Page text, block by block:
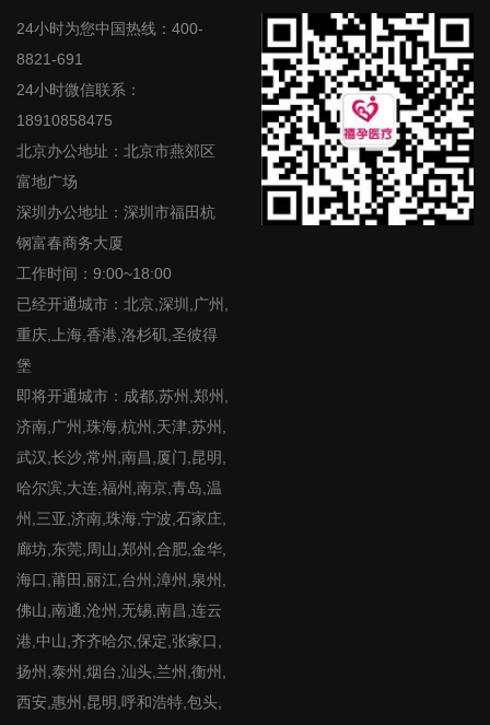
24小时为您中国热线：400-
8821-691
24小时微信联系：
18910858475
北京办公地址：北京市燕郊区
富地广场
深圳办公地址：深圳市福田杭
钢富春商务大厦
工作时间：9:00~18:00
已经开通城市：北京,深圳,广州,
重庆,上海,香港,洛杉矶,圣彼得
堡
即将开通城市：成都,苏州,郑州,
济南,广州,珠海,杭州,天津,苏州,
武汉,长沙,常州,南昌,厦门,昆明,
哈尔滨,大连,福州,南京,青岛,温
州,三亚,济南,珠海,宁波,石家庄,
廊坊,东莞,周山,郑州,合肥,金华,
海口,莆田,丽江,台州,漳州,泉州,
佛山,南通,沧州,无锡,南昌,连云
港,中山,齐齐哈尔,保定,张家口,
扬州,泰州,烟台,汕头,兰州,衡州,
西安,惠州,昆明,呼和浩特,包头,